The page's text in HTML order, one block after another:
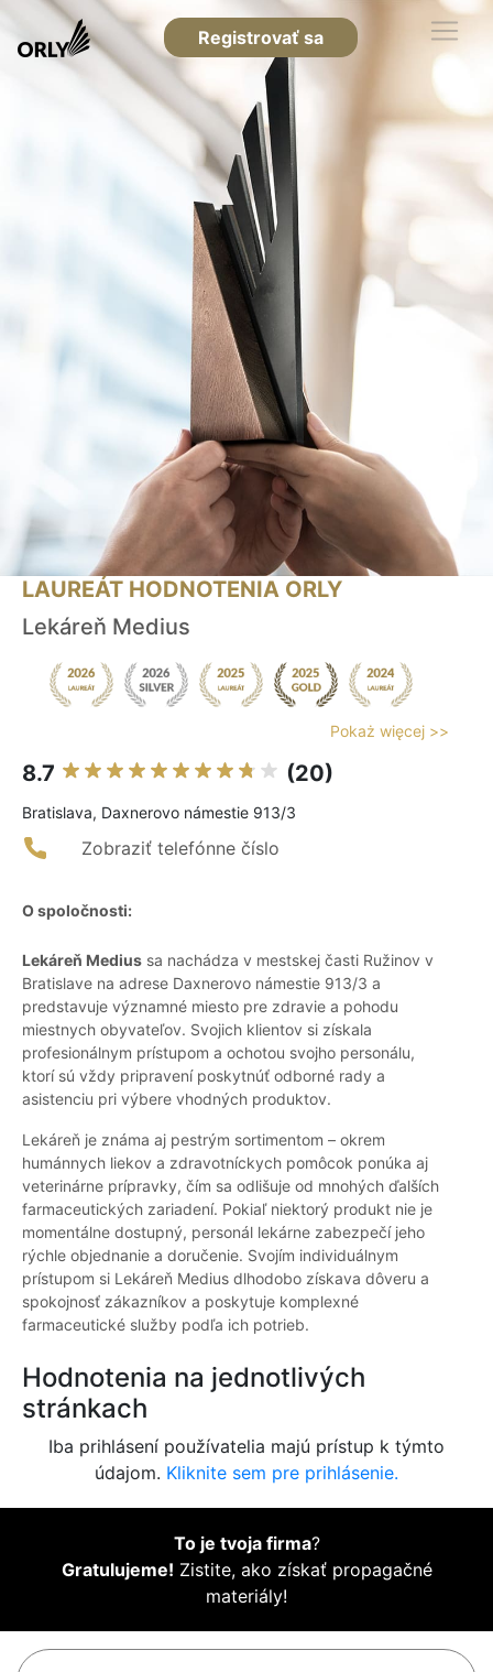
Registrovať sa
LAUREÁT HODNOTENIA ORLY
Lekáreň Medius
Pokaż więcej >>
8.7 (20)
Bratislava, Daxnerovo námestie 913/3
Zobraziť telefónne číslo
O spoločnosti:
Lekáreň Medius sa nachádza v mestskej časti Ružinov v
Bratislave na adrese Daxnerovo námestie 913/3 a
predstavuje významné miesto pre zdravie a pohodu
miestnych obyvateľov. Svojich klientov si získala
profesionálnym prístupom a ochotou svojho personálu,
ktorí sú vždy pripravení poskytnúť odborné rady a
asistenciu pri výbere vhodných produktov.
Lekáreň je známa aj pestrým sortimentom – okrem
humánnych liekov a zdravotníckych pomôcok ponúka aj
veterinárne prípravky, čím sa odlišuje od mnohých ďalších
farmaceutických zariadení. Pokiaľ niektorý produkt nie je
momentálne dostupný, personál lekárne zabezpečí jeho
rýchle objednanie a doručenie. Svojím individuálnym
prístupom si Lekáreň Medius dlhodobo získava dôveru a
spokojnosť zákazníkov a poskytuje komplexné
farmaceutické služby podľa ich potrieb.
Hodnotenia na jednotlivých
stránkach
Iba prihlásení používatelia majú prístup k týmto
údajom. Kliknite sem pre prihlásenie.
To je tvoja firma?
Gratulujeme! Zistite, ako získať propagačné
materiály!